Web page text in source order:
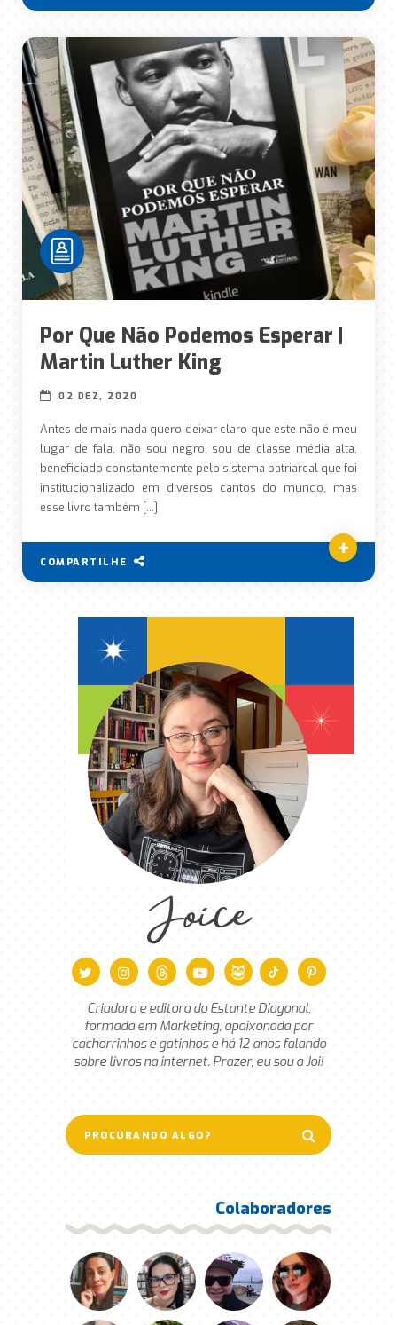
Por Que Não Podemos Esperar |
Martin Luther King
02 DEZ, 2020
Antes de mais nada quero deixar claro que este não é meu
lugar de fala, não sou negro, sou de classe média alta,
beneficiado constantemente pelo sistema patriarcal que foi
institucionalizado em diversos cantos do mundo, mas
esse livro também […]
COMPARTILHE
Joice
Criadora e editora do Estante Diagonal,
formada em Marketing, apaixonada por
cachorrinhos e gatinhos e há 12 anos falando
sobre livros na internet. Prazer, eu sou a Joi!
Colaboradores